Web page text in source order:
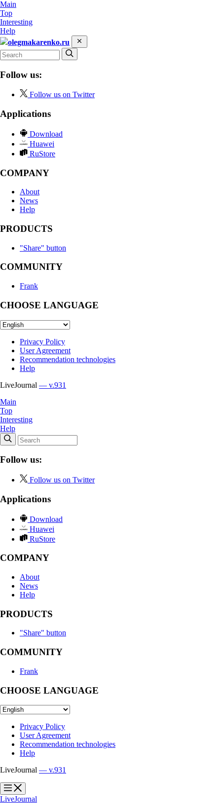
Main
Top
Interesting
Help
olegmakarenko.ru
Follow us:
Follow us on Twitter
Applications
Download
Huawei
RuStore
COMPANY
About
News
Help
PRODUCTS
"Share" button
COMMUNITY
Frank
CHOOSE LANGUAGE
Privacy Policy
User Agreement
Recommendation technologies
Help
LiveJournal — v.931
Main
Top
Interesting
Help
Follow us:
Follow us on Twitter
Applications
Download
Huawei
RuStore
COMPANY
About
News
Help
PRODUCTS
"Share" button
COMMUNITY
Frank
CHOOSE LANGUAGE
Privacy Policy
User Agreement
Recommendation technologies
Help
LiveJournal — v.931
?
?
LiveJournal